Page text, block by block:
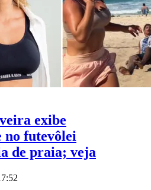
exibe
no futevôlei
de praia; veja